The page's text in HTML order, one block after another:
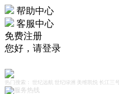
帮助中心
客服中心
免费注册
您好， 请登录
热门搜索： 世纪远航 世纪绿洲 美维凯悦 长江三号
服务热线